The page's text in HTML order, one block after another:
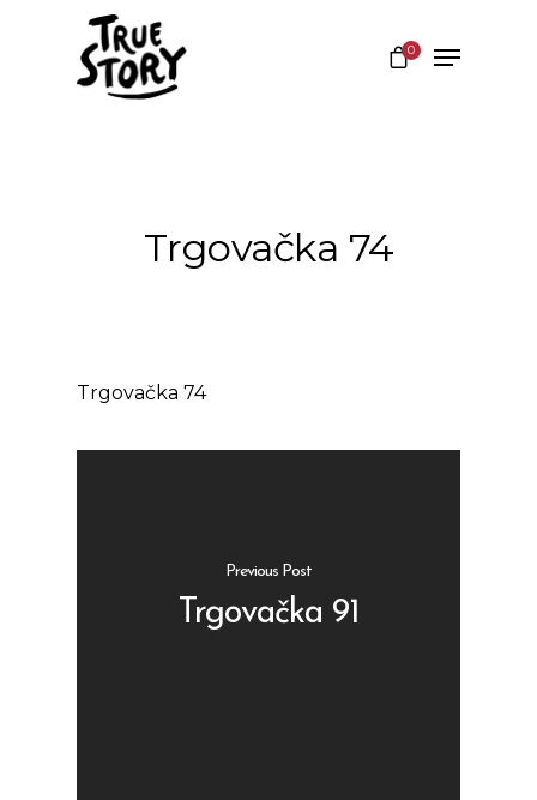
0
Trgovačka 74
Trgovačka 74
Previous Post
Trgovačka 91